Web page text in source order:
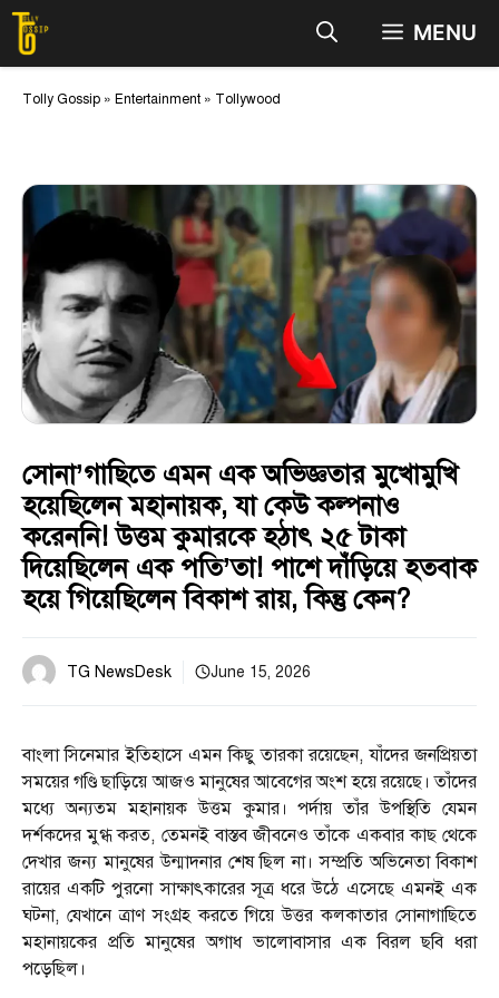
Skip
content
MENU
Tolly Gossip » Entertainment » Tollywood
সোনা’গাছিতে এমন এক অভিজ্ঞতার মুখোমুখি
হয়েছিলেন মহানায়ক, যা কেউ কল্পনাও
করেননি! উত্তম কুমারকে হঠাৎ ২৫ টাকা
দিয়েছিলেন এক পতি’তা! পাশে দাঁড়িয়ে হতবাক
হয়ে গিয়েছিলেন বিকাশ রায়, কিন্তু কেন?
TG NewsDesk June 15, 2026
বাংলা সিনেমার ইতিহাসে এমন কিছু তারকা রয়েছেন, যাঁদের জনপ্রিয়তা
সময়ের গণ্ডি ছাড়িয়ে আজও মানুষের আবেগের অংশ হয়ে রয়েছে। তাঁদের
মধ্যে অন্যতম মহানায়ক উত্তম কুমার। পর্দায় তাঁর উপস্থিতি যেমন
দর্শকদের মুগ্ধ করত, তেমনই বাস্তব জীবনেও তাঁকে একবার কাছ থেকে
দেখার জন্য মানুষের উন্মাদনার শেষ ছিল না। সম্প্রতি অভিনেতা বিকাশ
রায়ের একটি পুরনো সাক্ষাৎকারের সূত্র ধরে উঠে এসেছে এমনই এক
ঘটনা, যেখানে ত্রাণ সংগ্রহ করতে গিয়ে উত্তর কলকাতার সোনাগাছিতে
মহানায়কের প্রতি মানুষের অগাধ ভালোবাসার এক বিরল ছবি ধরা
পড়েছিল।